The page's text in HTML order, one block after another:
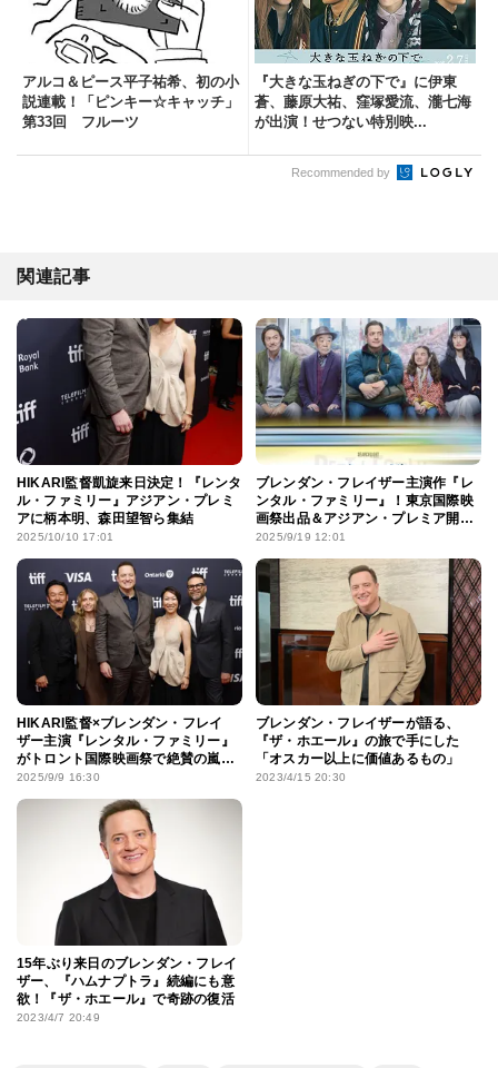
アルコ＆ピース平子祐希、初の小
説連載！「ピンキー☆キャッチ」
第33回 フルーツ
『大きな玉ねぎの下で』に伊東
蒼、藤原大祐、窪塚愛流、瀧七海
が出演！せつない特別映...
Recommended by
関連記事
HIKARI監督凱旋来日決定！『レンタ
ル・ファミリー』アジアン・プレミ
アに柄本明、森田望智ら集結
2025/10/10 17:01
ブレンダン・フレイザー主演作『レ
ンタル・ファミリー』！東京国際映
画祭出品＆アジアン・プレミア開催
決定
2025/9/19 12:01
HIKARI監督×ブレンダン・フレイ
ザー主演『レンタル・ファミリー』
がトロント国際映画祭で絶賛の嵐！
「心温まる驚きの一作」
2025/9/9 16:30
ブレンダン・フレイザーが語る、
『ザ・ホエール』の旅で手にした
「オスカー以上に価値あるもの」
2023/4/15 20:30
15年ぶり来日のブレンダン・フレイ
ザー、『ハムナプトラ』続編にも意
欲！『ザ・ホエール』で奇跡の復活
2023/4/7 20:49